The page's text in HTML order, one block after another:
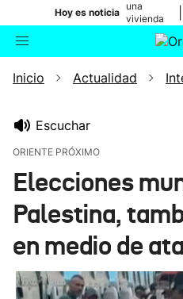
Hoy es noticia
una
vivienda
de Bilbao
Buscador
Inicio Actualidad
Escuchar
ORIENTE PRÓXIMO
Elecciones
Palestina,
en medio de